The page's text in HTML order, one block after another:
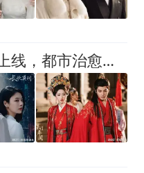
今日开播！4部新剧齐上线，都市治愈、穿越情感、古装爱情、豪门甜宠，你想追哪部？